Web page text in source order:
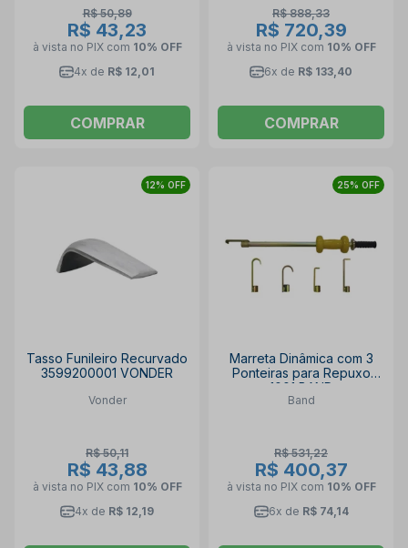
R$ 50,89
R$ 43,23
à vista no PIX com 10% OFF
4x de R$ 12,01
COMPRAR
R$ 888,33
R$ 720,39
à vista no PIX com 10% OFF
6x de R$ 133,40
COMPRAR
12% OFF
Tasso Funileiro Recurvado
3599200001 VONDER
Vonder
R$ 50,11
R$ 43,88
à vista no PIX com 10% OFF
4x de R$ 12,19
25% OFF
Marreta Dinâmica com 3
Ponteiras para Repuxo
1001 BAND
Band
R$ 531,22
R$ 400,37
à vista no PIX com 10% OFF
6x de R$ 74,14